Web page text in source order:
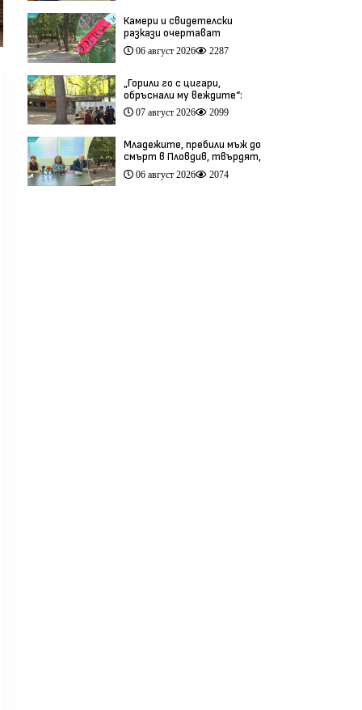
Камери и свидетелски
разкази очертават
хронологията на фаталния
побой край Младежкия хълм
06 август 2026 2287
„Горили го с цигари,
обръснали му веждите“:
Побойниците от Пловдив
остават в ареста (видео)
07 август 2026 2099
Младежите, пребили мъж до
смърт в Пловдив, твърдят,
че са „ловци на педофили”
(видео)
06 август 2026 2074